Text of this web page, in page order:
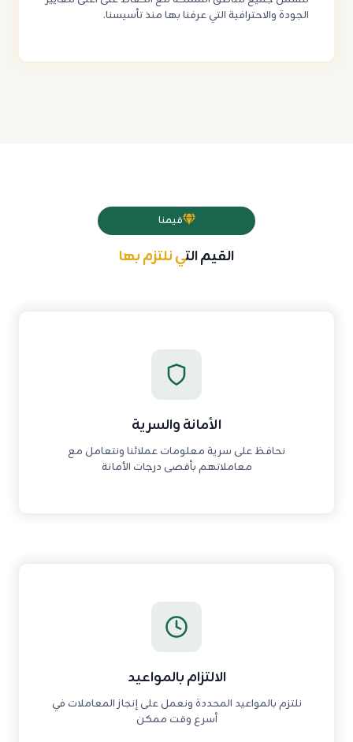
الجودة والاحترافية التي عرفنا بها منذ تأسيسنا.
قيمنا
القيم التي نلتزم بها
الأمانة والسرية
نحافظ على سرية معلومات عملائنا ونتعامل مع
معاملاتهم بأقصى درجات الأمانة
الالتزام بالمواعيد
نلتزم بالمواعيد المحددة ونعمل على إنجاز المعاملات في
أسرع وقت ممكن